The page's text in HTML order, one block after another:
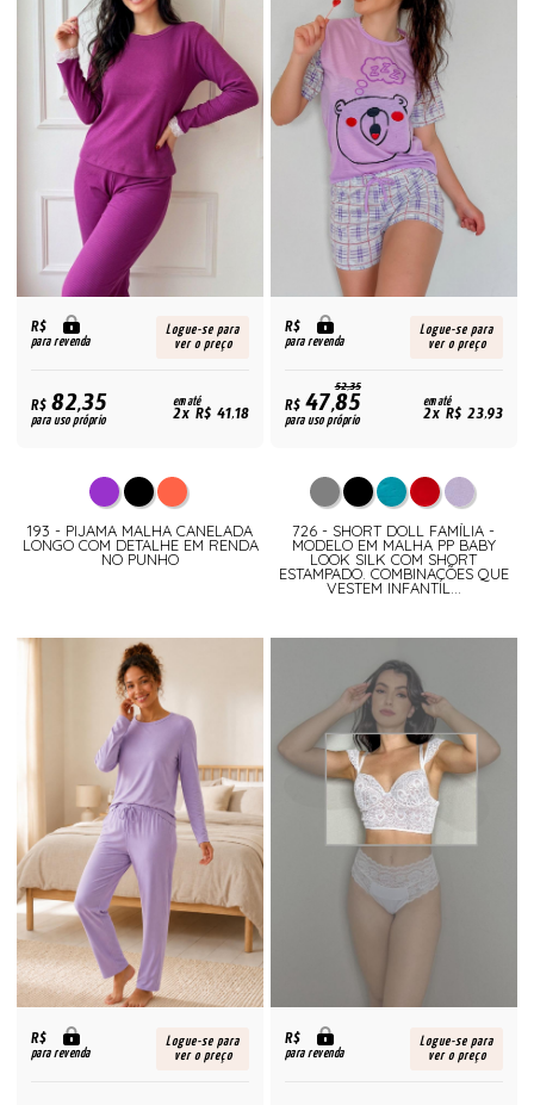
R$
para revenda
Logue-se para
ver o preço
R$82,35
para uso próprio
em até
2x R$ 41,18
193 - PIJAMA MALHA CANELADA
LONGO COM DETALHE EM RENDA
NO PUNHO
R$
para revenda
Logue-se para
ver o preço
52,35
R$47,85
para uso próprio
em até
2x R$ 23,93
726 - SHORT DOLL FAMÍLIA -
MODELO EM MALHA PP BABY
LOOK SILK COM SHORT
ESTAMPADO. COMBINAÇÕES QUE
VESTEM INFANTIL...
R$
para revenda
Logue-se para
ver o preço
R$
para revenda
Logue-se para
ver o preço